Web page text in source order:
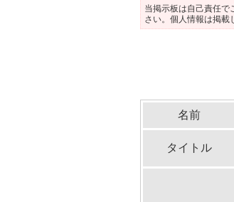
当掲示板は自己責任で
さい。個人情報は掲載
名前
タイトル